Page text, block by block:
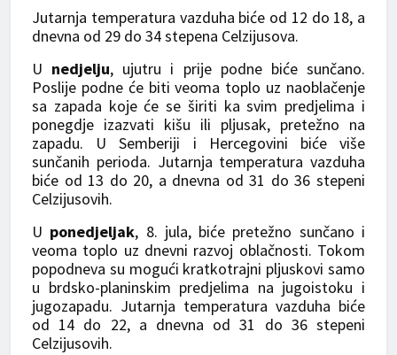
Jutarnja temperatura vazduha biće od 12 do 18, a
dnevna od 29 do 34 stepena Celzijusova.
U nedjelju, ujutru i prije podne biće sunčano.
Poslije podne će biti veoma toplo uz naoblačenje
sa zapada koje će se širiti ka svim predjelima i
ponegdje izazvati kišu ili pljusak, pretežno na
zapadu. U Semberiji i Hercegovini biće više
sunčanih perioda. Jutarnja temperatura vazduha
biće od 13 do 20, a dnevna od 31 do 36 stepeni
Celzijusovih.
U ponedjeljak, 8. jula, biće pretežno sunčano i
veoma toplo uz dnevni razvoj oblačnosti. Tokom
popodneva su mogući kratkotrajni pljuskovi samo
u brdsko-planinskim predjelima na jugoistoku i
jugozapadu. Jutarnja temperatura vazduha biće
od 14 do 22, a dnevna od 31 do 36 stepeni
Celzijusovih.